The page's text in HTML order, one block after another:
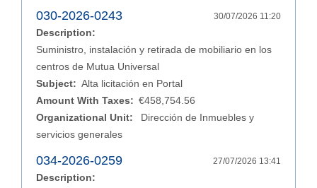
30/07/2026 11:20
030-2026-0243
Description:
Suministro, instalación y retirada de mobiliario en los
centros de Mutua Universal
Subject: Alta licitación en Portal
Amount With Taxes: €458,754.56
Organizational Unit:
Dirección de Inmuebles y
servicios generales
27/07/2026 13:41
034-2026-0259
Description: